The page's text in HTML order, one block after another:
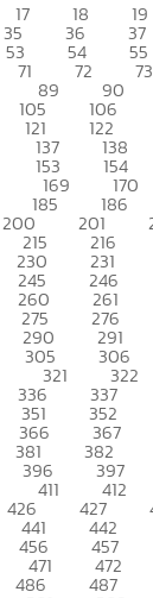
17 18 19
35 36 37
53 54 55
71 72 73
89 90
105 106
121 122
137 138
153 154
169 170
185 186
200 201
215 216
230 231
245 246
260 261
275 276
290 291
305 306
321 322
336 337
351 352
366 367
381 382
396 397
411 412
426 427
441 442
456 457
471 472
486 487